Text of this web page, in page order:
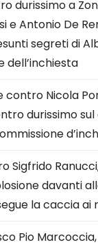
durissimo a
e Antonio De
segreti di
dell’inchiesta
contro Nicola
durissimo
Sigfrido
davanti
la caccia ai
Pio